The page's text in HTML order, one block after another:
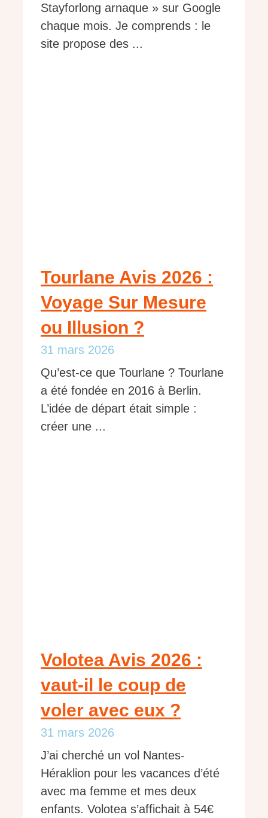
Stayforlong arnaque » sur Google
chaque mois. Je comprends : le
site propose des ...
Tourlane Avis 2026 :
Voyage Sur Mesure
ou Illusion ?
31 mars 2026
Qu’est-ce que Tourlane ? Tourlane
a été fondée en 2016 à Berlin.
L’idée de départ était simple :
créer une ...
Volotea Avis 2026 :
vaut-il le coup de
voler avec eux ?
31 mars 2026
J’ai cherché un vol Nantes-
Héraklion pour les vacances d’été
avec ma femme et mes deux
enfants. Volotea s’affichait à 54€